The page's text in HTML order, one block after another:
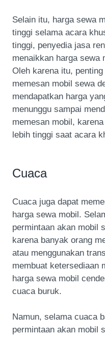
Selain itu, harga sewa
tinggi selama acara
tinggi, penyedia jasa
menaikkan harga sewa
Oleh karena itu,
memesan mobil sewa
mendapatkan harga
menunggu sampai
memesan mobil,
lebih tinggi saat acara
Cuaca
Cuaca juga dapat
harga sewa mobil.
permintaan akan mobil
karena banyak orang
atau menggunakan
membuat ketersediaan
harga sewa mobil
cuaca buruk.
Namun, selama cuaca
permintaan akan mobil